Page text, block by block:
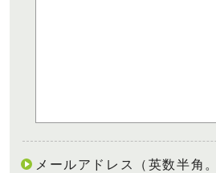
メールアドレス（英数半角